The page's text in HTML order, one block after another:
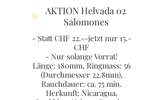
AKTION Helvada 02
Salomones
- Statt CHF 22.--jetzt nur 15.-
CHF
- Nur solange Vorrat!
Länge: 180mm, Ringmass: 56
(Durchmesser 22.8mm),
Rauchdauer: ca. 75 min.
Herkunft: Nicaragua,